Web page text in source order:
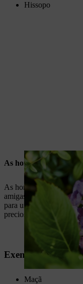
Hissopo
As hortênsias são
As hortênsias são
amigas das abelhas.
para um jardim amigo
precioso néctar.
Exemplos de
Maçã